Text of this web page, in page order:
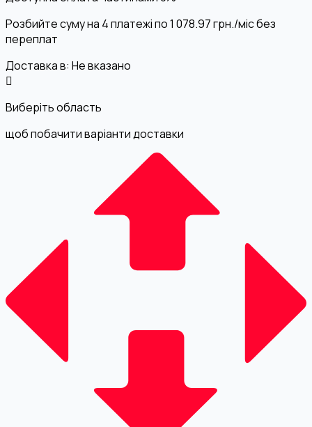
Розбийте суму на 4 платежі по1 078.97грн./міс без
переплат
Доставка в: Не вказано
Виберіть область
щоб побачити варіанти доставки